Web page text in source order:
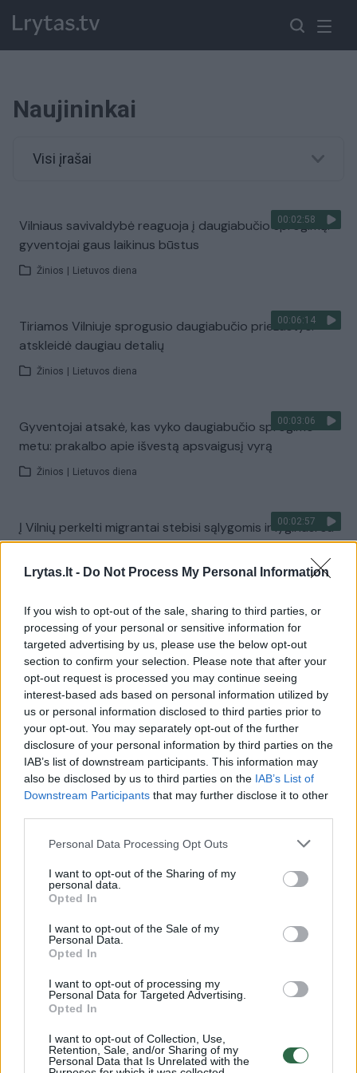
Lrytas.lt - Do Not Process My Personal Information
If you wish to opt-out of the sale, sharing to third parties, or
processing of your personal or sensitive information for
targeted advertising by us, please use the below opt-out
section to confirm your selection. Please note that after your
opt-out request is processed you may continue seeing
interest-based ads based on personal information utilized by
us or personal information disclosed to third parties prior to
your opt-out. You may separately opt-out of the further
disclosure of your personal information by third parties on the
IAB’s list of downstream participants. This information may
also be disclosed by us to third parties on the IAB’s List of
Downstream Participants that may further disclose it to other
Personal Data Processing Opt Outs
I want to opt-out of the Sharing of my
personal data.
Opted In
I want to opt-out of the Sale of my
Personal Data.
Opted In
I want to opt-out of processing my
Personal Data for Targeted Advertising.
Opted In
I want to opt-out of Collection, Use,
Retention, Sale, and/or Sharing of my
Personal Data that Is Unrelated with the
Naujininkai
Visi įrašai
00:02:58
Vilniaus savivaldybė reaguoja į daugiabučio sprogimą:
gyventojai gaus laikinus būstus
Žinios Lietuvos diena
00:06:14
Tiriamos Vilniuje sprogusio daugiabučio priežastys:
atskleidė daugiau detalių
Žinios Lietuvos diena
00:03:06
Gyventojai atsakė, kas vyko daugiabučio sprogimo
metu: prakalbo apie išvestą apsvaigusį vyrą
Žinios Lietuvos diena
00:02:57
Į Vilnių perkelti migrantai stebisi sąlygomis ir lyginasi su
kaliniais: nori daugiau pasiūlymų iš valdžios
Žinios | Lietuvos diena
00:03:31
Migrantų perkėlimas į sostinę gali užsitęsti: būsimuose
namuose šmirinėja žiurkės ir tarakonai
Žinios Lietuvos diena
00:00:50
Už nužudymą ir seksualinius nusikaltimus teistas vyras
Vilniuje įkliuvo dar sykį
Žinios | Kriminalai
tai nieko gero nežada
Žinios | Videobumas
00:00:40
Vilniuje užsidegė atliekų sandėlis, gyventojai raginami
vengti būti lauke
Žinios | Kriminalai